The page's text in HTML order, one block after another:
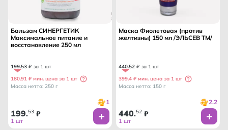
Бальзам СИНЕРГЕТИК
Максимальное питание и
восстановление 250 мл
199.53 ₽ за 1 шт
180.91 ₽ мин. цена за 1 шт
Масса нетто: 250 г
1
199.53 ₽
1 шт
Маска Фиолетовая (против
желтизны) 150 мл /ЭЛЬСЕВ ТМ/
440.52 ₽ за 1 шт
399.4 ₽ мин. цена за 1 шт
Масса нетто: 150 г
2.2
440.52 ₽
1 шт